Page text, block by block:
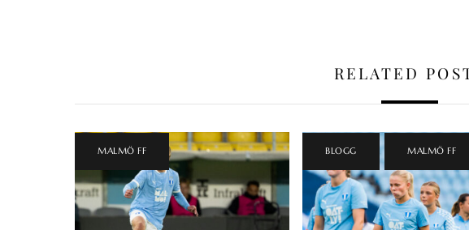
RELATED
MALMÖ FF BLOGG , MALMÖ FF